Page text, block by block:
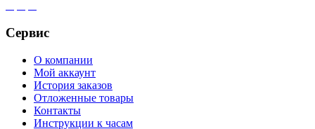
Сервис
О компании
Мой аккаунт
История заказов
Отложенные товары
Контакты
Инструкции к часам